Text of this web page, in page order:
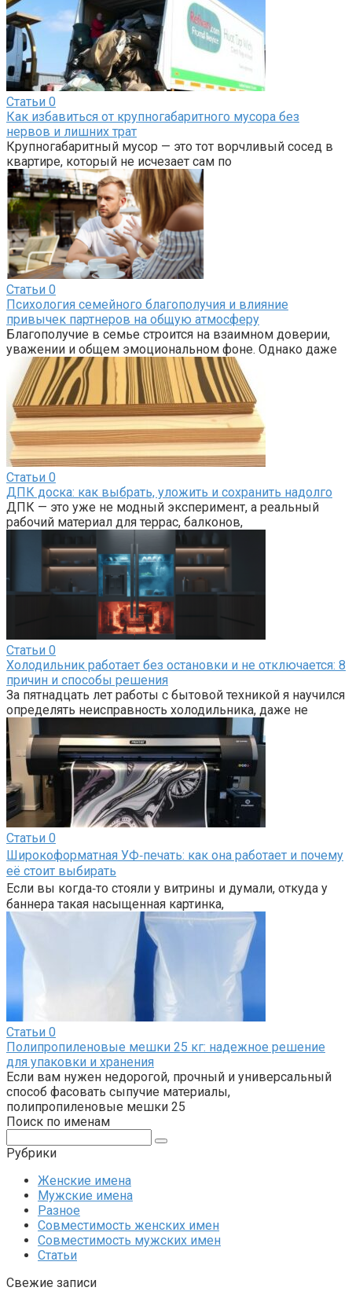
Статьи 0
Как избавиться от крупногабаритного мусора без
нервов и лишних трат
Крупногабаритный мусор — это тот ворчливый сосед в
квартире, который не исчезает сам по
Статьи 0
Психология семейного благополучия и влияние
привычек партнеров на общую атмосферу
Благополучие в семье строится на взаимном доверии,
уважении и общем эмоциональном фоне. Однако даже
Статьи 0
ДПК доска: как выбрать, уложить и сохранить надолго
ДПК — это уже не модный эксперимент, а реальный
рабочий материал для террас, балконов,
Статьи 0
Холодильник работает без остановки и не отключается: 8
причин и способы решения
За пятнадцать лет работы с бытовой техникой я научился
определять неисправность холодильника, даже не
Статьи 0
Широкоформатная УФ‑печать: как она работает и почему
её стоит выбирать
Если вы когда‑то стояли у витрины и думали, откуда у
баннера такая насыщенная картинка,
Статьи 0
Полипропиленовые мешки 25 кг: надежное решение
для упаковки и хранения
Если вам нужен недорогой, прочный и универсальный
способ фасовать сыпучие материалы,
полипропиленовые мешки 25
Поиск по именам
Рубрики
Женские имена
Мужские имена
Разное
Совместимость женских имен
Совместимость мужских имен
Статьи
Свежие записи